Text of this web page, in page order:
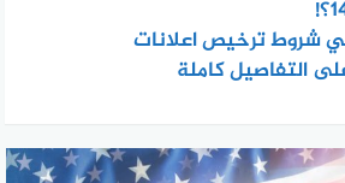
شروط ترخيص اعلانات
التفاصيل كاملة